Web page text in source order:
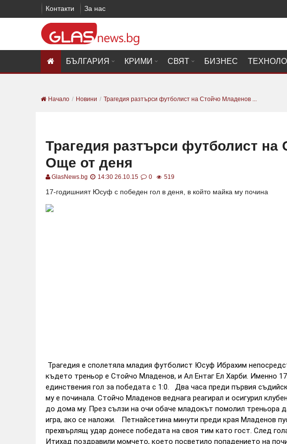
Контакти За нас
БЪЛГАРИЯ КРИМИ СВЯТ БИЗНЕС
Начало Новини Трагедия разтърси футболист на Стойчо Младенов ...
Трагедия разтърси футболист
Още от деня
GlasNews.bg 14:30 26.10.15 0 519
17-годишният Юсуф с победен гол в деня, в който майка му почина
Трагедия е сполетяла младия футболист Юсуф Ибрахим
където треньор е Стойчо Младенов, и Ал Ентаг Ел Харби. Именно
единствения гол за победата с 1:0. Два часа преди първия
му е починала. Стойчо Младенов веднага реагирал и осигурил
до дома му. През сълзи на очи обаче младокът помолил треньора
игра, ако се наложи. Петнайсетина минути преди края Младенов
прехвърлящ удар донесе победата на своя тим като гост. След
Итихад поздравили момчето, което посветило попадението на